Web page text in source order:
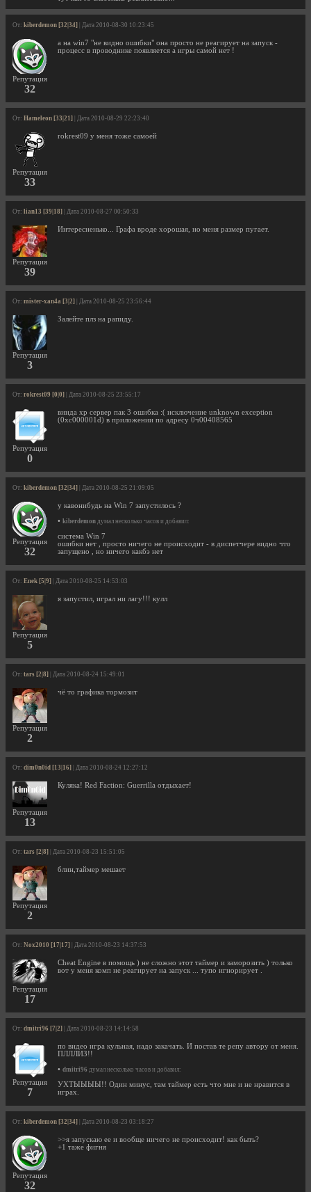
От: kiberdemon [32|34] | Дата 2010-08-30 10:23:45
Репутация
32
а на win7 "не видно ошибки" она просто не реагирует на запуск -
процесс в проводнике появляется а игры самой нет !
От: Hameleon [33|21] | Дата 2010-08-29 22:23:40
Репутация
33
rokrest09 у меня тоже самоей
От: lian13 [39|18] | Дата 2010-08-27 00:50:33
Репутация
39
Интересненько... Графа вроде хорошая, но меня размер пугает.
От: mister-xan4a [3|2] | Дата 2010-08-25 23:56:44
Репутация
3
Залейте плз на рапиду.
От: rokrest09 [0|0] | Дата 2010-08-25 23:55:17
Репутация
0
винда хр сервер пак 3 ошибка :( исключение unknown exception
(0xc000001d) в приложении по адресу 0ч00408565
От: kiberdemon [32|34] | Дата 2010-08-25 21:09:05
Репутация
32
у кавонибудь на Win 7 запустилось ?
• kiberdemon думал несколько часов и добавил:
система Win 7
ошибки нет , просто ничего не происходит - в диспетчере видно что
запущено , но ничего какбэ нет
От: Enek [5|9] | Дата 2010-08-25 14:53:03
Репутация
5
я запустил, играл ни лагу!!! кулл
От: tars [2|8] | Дата 2010-08-24 15:49:01
Репутация
2
чё то графика тормозит
От: dim0n0id [13|16] | Дата 2010-08-24 12:27:12
Репутация
13
Куляка! Red Faction: Guerrilla отдыхает!
От: tars [2|8] | Дата 2010-08-23 15:51:05
Репутация
2
блин,таймер мешает
От: Nox2010 [17|17] | Дата 2010-08-23 14:37:53
Репутация
17
Cheat Engine в помощь ) не сложно этот таймер и заморозить ) только
вот у меня комп не реагирует на запуск ... тупо игнорирует .
От: dmitri96 [7|2] | Дата 2010-08-23 14:14:58
Репутация
7
по видео игра кульная, надо закачать. И постав те репу автору от меня.
ПЛЛЛИЗ!!
• dmitri96 думал несколько часов и добавил:
УХТЫЫЫЫ!! Один минус, там таймер есть что мне и не нравится в
играх.
От: kiberdemon [32|34] | Дата 2010-08-23 03:18:27
Репутация
32
>>я запускаю ее и вообще ничего не происходит! как быть?
+1 таже фигня